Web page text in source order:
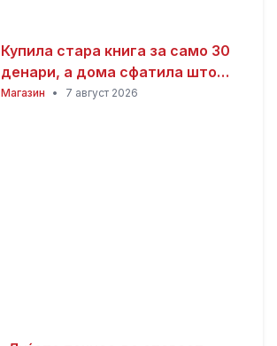
Купила стара книга за само 30
денари, а дома сфатила што
всушност пронашла: „Како да
Магазин • 7 август 2026